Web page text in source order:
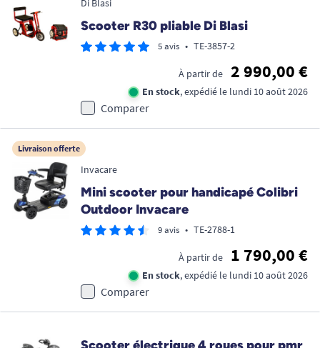
Di Blasi
Scooter R30 pliable Di Blasi
5 avis • TE-3857-2
À partir de 2 990,00 €
En stock, expédié le lundi 10 août 2026
Comparer
Livraison offerte
Invacare
Mini scooter pour handicapé Colibri
Outdoor Invacare
9 avis • TE-2788-1
À partir de 1 790,00 €
En stock, expédié le lundi 10 août 2026
Comparer